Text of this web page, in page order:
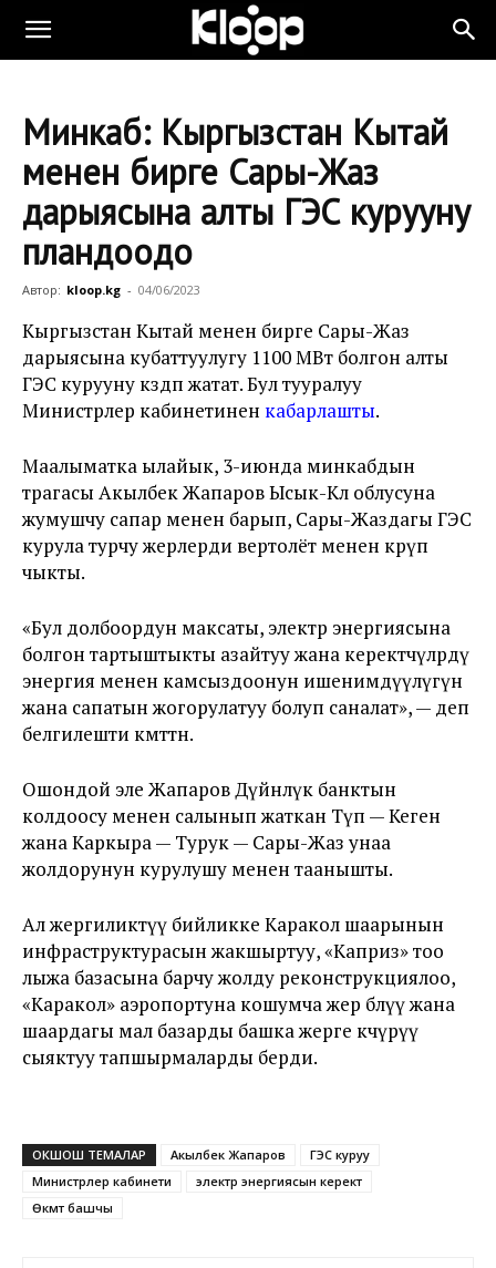
Минкаб: Кыргызстан Кытай
менен бирге Сары-Жаз
дарыясына алты ГЭС курууну
пландоодо
Автор: kloop.kg - 04/06/2023
Кыргызстан Кытай менен бирге Сары-Жаз
дарыясына кубаттуулугу 1100 МВт болгон алты
ГЭС курууну көздөп жатат. Бул тууралуу
Министрлер кабинетинен кабарлашты.
Маалыматка ылайык, 3-июнда минкабдын
төрагасы Акылбек Жапаров Ысык-Көл облусуна
жумушчу сапар менен барып, Сары-Жаздагы ГЭС
курула турчу жерлерди вертолёт менен көрүп
чыкты.
«Бул долбоордун максаты, электр энергиясына
болгон тартыштыкты азайтуу жана керектөөчүлөрдү
энергия менен камсыздоонун ишенимдүүлүгүн
жана сапатын жогорулатуу болуп саналат», — деп
белгилешти өкмөттөн.
Ошондой эле Жапаров Дүйнөлүк банктын
колдоосу менен салынып жаткан Түп — Кеген
жана Каркыра — Турук — Сары-Жаз унаа
жолдорунун курулушу менен таанышты.
Ал жергиликтүү бийликке Каракол шаарынын
инфраструктурасын жакшыртуу, «Каприз» тоо
лыжа базасына барчу жолду реконструкциялоо,
«Каракол» аэропортуна кошумча жер бөлүү жана
шаардагы мал базарды башка жерге көчүрүү
сыяктуу тапшырмаларды берди.
ОКШОШ ТЕМАЛАР Акылбек Жапаров
ГЭС куруу
Министрлер кабинети
электр энергиясын керектөө
Өкмөт башчы